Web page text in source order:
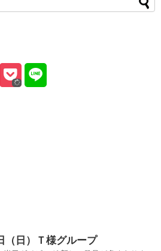
（日）Ｔ様グループ